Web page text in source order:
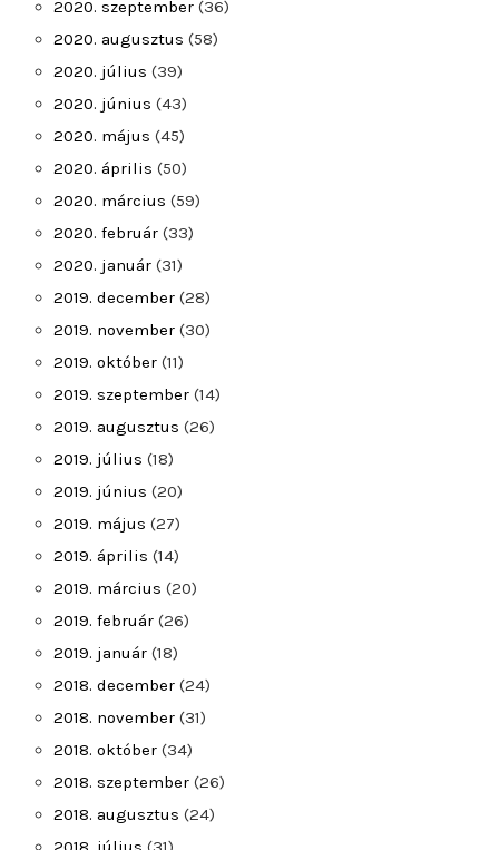
2020. szeptember (36)
2020. augusztus (58)
2020. július (39)
2020. június (43)
2020. május (45)
2020. április (50)
2020. március (59)
2020. február (33)
2020. január (31)
2019. december (28)
2019. november (30)
2019. október (11)
2019. szeptember (14)
2019. augusztus (26)
2019. július (18)
2019. június (20)
2019. május (27)
2019. április (14)
2019. március (20)
2019. február (26)
2019. január (18)
2018. december (24)
2018. november (31)
2018. október (34)
2018. szeptember (26)
2018. augusztus (24)